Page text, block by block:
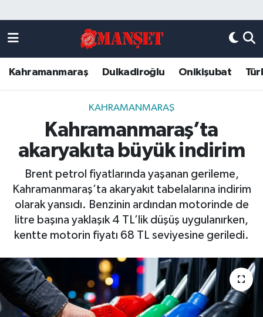
Kahramanmaraş Dulkadiroğlu Onikişubat
KAHRAMANMARAŞ
Kahramanmaraş’ta
akaryakıta büyük indirim
Brent petrol fiyatlarında yaşanan gerileme,
Kahramanmaraş’ta akaryakıt tabelalarına indirim
olarak yansıdı. Benzinin ardından motorinde de
litre başına yaklaşık 4 TL’lik düşüş uygulanırken,
kentte motorin fiyatı 68 TL seviyesine geriledi.
DULKADİROĞLU
KAHRAMANMARAŞ
ONİKİŞUBAT
Künye
Kahramanmaraş Nöbetçi Eczaneler
Kahramanmaraş Hava Durumu
Kahramanmaraş Trafik Yoğunluk Haritası
Süper Lig Puan Durumu ve Fikstür
Son Dakika Haberleri
Haber Arşivi